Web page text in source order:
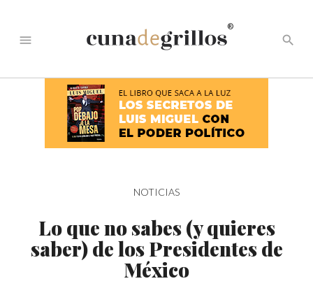
menu
®
search
NOTICIAS
Lo que no sabes (y quieres
saber) de los Presidentes de
México